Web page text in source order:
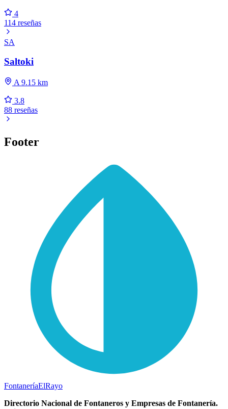
4
114 reseñas
SA
Saltoki
A 9.15 km
3.8
88 reseñas
Footer
FontaneríaElRayo
Directorio Nacional de Fontaneros y Empresas de Fontanería.